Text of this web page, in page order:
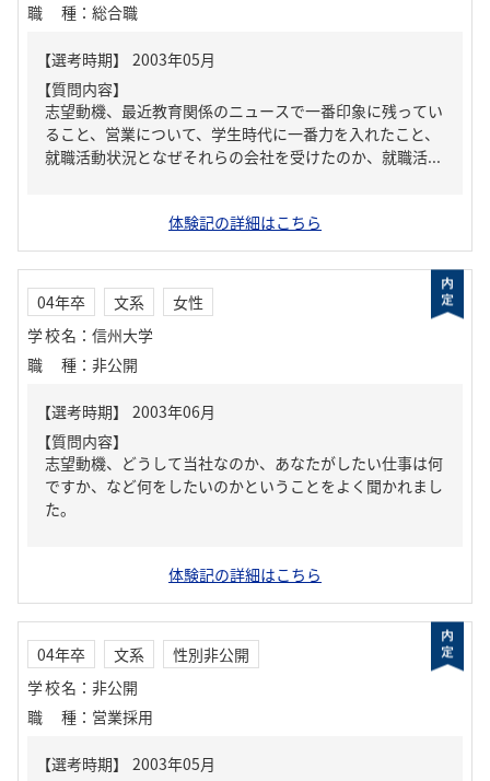
職種 ： 総合職
【質問内容】
志望動機、最近教育関係のニュースで一番印象に残ってい
ること、営業について、学生時代に一番力を入れたこと、
就職活動状況となぜそれらの会社を受けたのか、就職活...
体験記の詳細はこちら
04年卒 文系
女性
学校名 ： 信州大学
職種 ： 非公開
【質問内容】
志望動機、どうして当社なのか、あなたがしたい仕事は何
ですか、など何をしたいのかということをよく聞かれまし
た。
体験記の詳細はこちら
04年卒 文系
性別非公開
学校名 ： 非公開
職種 ： 営業採用